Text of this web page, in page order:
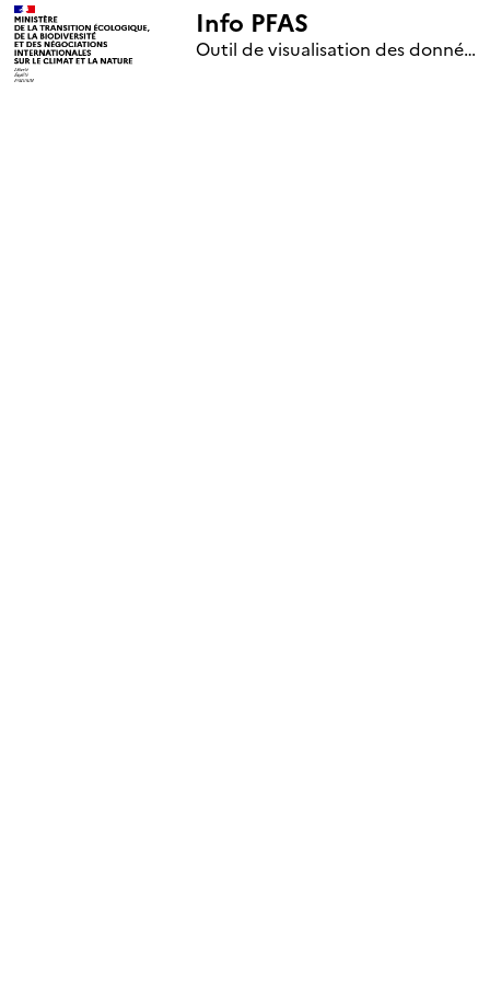
Info PFAS
Outil de visualisation des données nationales de surveillance des substances PFAS (mise à jour le 1er jour de chaque mois)
+
–